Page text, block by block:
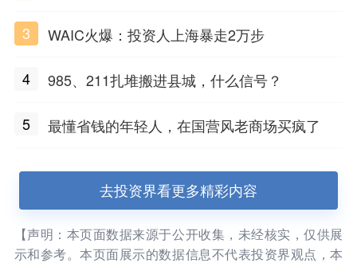
3 WAIC火爆：投资人上海暴走2万步
4 985、211扎堆搬进县城，什么信号？
5 最懂省钱的年轻人，在国营风老商场买疯了
去投资界看更多精彩内容
【声明：本页面数据来源于公开收集，未经核实，仅供展
示和参考。本页面展示的数据信息不代表投资界观点，本